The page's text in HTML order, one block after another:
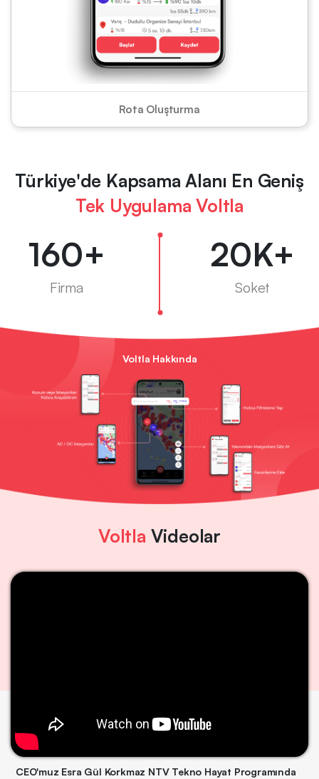
Rota Oluşturma
Türkiye'de Kapsama Alanı En Geniş
Tek Uygulama Voltla
160+
Firma
20K+
Soket
Voltla Hakkında
Voltla Videolar
CEO'muz Esra Gül Korkmaz NTV Tekno Hayat Programında